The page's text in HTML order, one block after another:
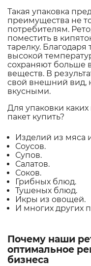
Такая упаковка
преимущества не
потребителям.
поместить в
тарелку.
высокой
сохраняют больше
веществ. В
свой внешний вид,
вкусными.
Для упаковки
пакет купить?
Изделий из мяса
Соусов.
Супов.
Салатов.
Соков.
Грибных блюд.
Тушеных блюд.
Икры из овощей.
И многих других
Почему наши
оптимальное
бизнеса